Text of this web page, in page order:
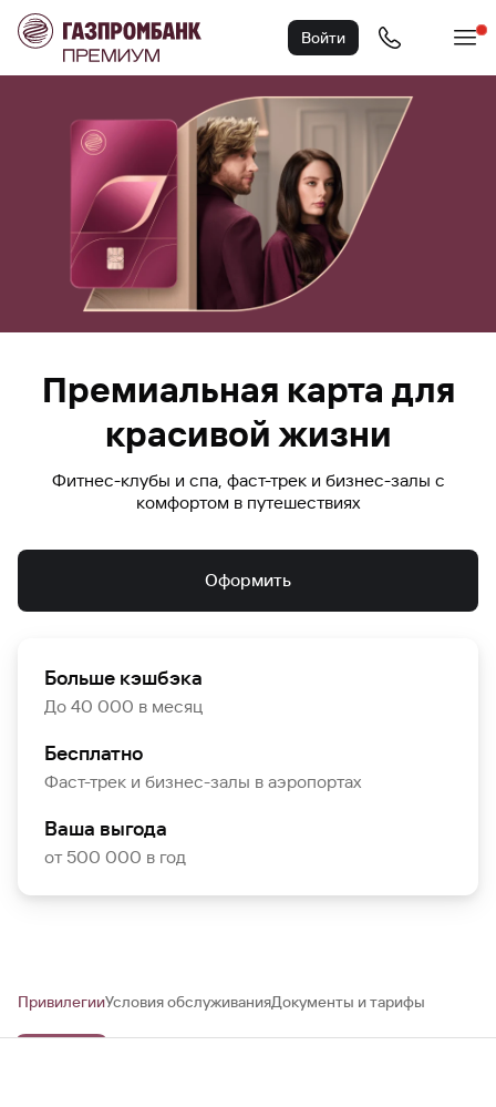
Войти
Премиальная карта для
красивой жизни
Фитнес-клубы и спа, фаст-трек и бизнес-залы с
комфортом в путешествиях
Оформить
Больше кэшбэка
До 40 000 в месяц
Бесплатно
Фаст-трек и бизнес-залы в аэропортах
Ваша выгода
от 500 000 в год
ПривилегииУсловия обслуживанияДокументы и тарифы